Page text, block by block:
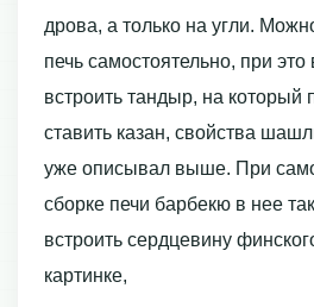
дрова, а только на угли.
печь самостоятельно, при
встроить тандыр, на который
ставить казан, свойства
уже описывал выше. При
сборке печи барбекю в нее
встроить сердцевину
картинке,